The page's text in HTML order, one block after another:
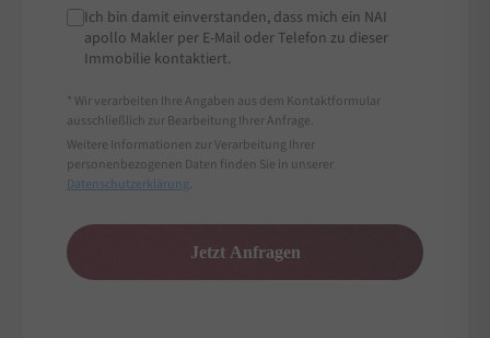
Ich bin damit einverstanden, dass mich ein NAI
apollo Makler per E-Mail oder Telefon zu dieser
Immobilie kontaktiert.
* Wir verarbeiten Ihre Angaben aus dem Kontaktformular
ausschließlich zur Bearbeitung Ihrer Anfrage.
Weitere Informationen zur Verarbeitung Ihrer
personenbezogenen Daten finden Sie in unserer
Datenschutzerklärung.